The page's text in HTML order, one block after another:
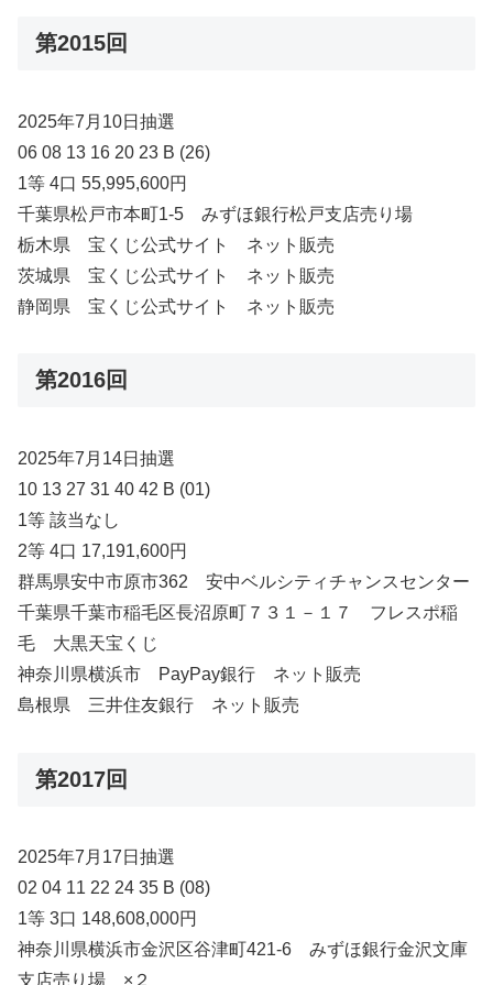
第2015回
2025年7月10日抽選
06 08 13 16 20 23 B (26)
1等 4口 55,995,600円
千葉県松戸市本町1-5 みずほ銀行松戸支店売り場
栃木県 宝くじ公式サイト ネット販売
茨城県 宝くじ公式サイト ネット販売
静岡県 宝くじ公式サイト ネット販売
第2016回
2025年7月14日抽選
10 13 27 31 40 42 B (01)
1等 該当なし
2等 4口 17,191,600円
群馬県安中市原市362 安中ベルシティチャンスセンター
千葉県千葉市稲毛区長沼原町７３１－１７ フレスポ稲
毛 大黒天宝くじ
神奈川県横浜市 PayPay銀行 ネット販売
島根県 三井住友銀行 ネット販売
第2017回
2025年7月17日抽選
02 04 11 22 24 35 B (08)
1等 3口 148,608,000円
神奈川県横浜市金沢区谷津町421-6 みずほ銀行金沢文庫
支店売り場 ×２